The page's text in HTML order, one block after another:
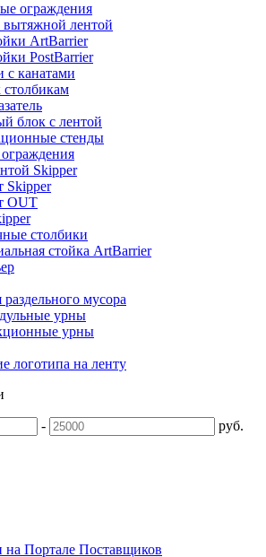
ограждения
лентой
ArtBarrier
PostBarrier
с канатами
блок с лентой
стенды
Skipper
Skipper
OUT
столбики
стойка ArtBarrier
мусора
урны
урны
логотипа на ленту
- руб.